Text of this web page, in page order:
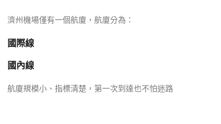
濟州機場僅有一個航廈，航廈分為：
國際線
國內線
航廈規模小、指標清楚，第一次到達也不怕迷路